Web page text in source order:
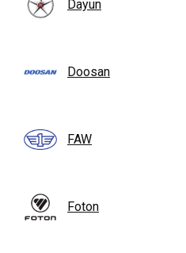
Dayun
Doosan
FAW
Foton